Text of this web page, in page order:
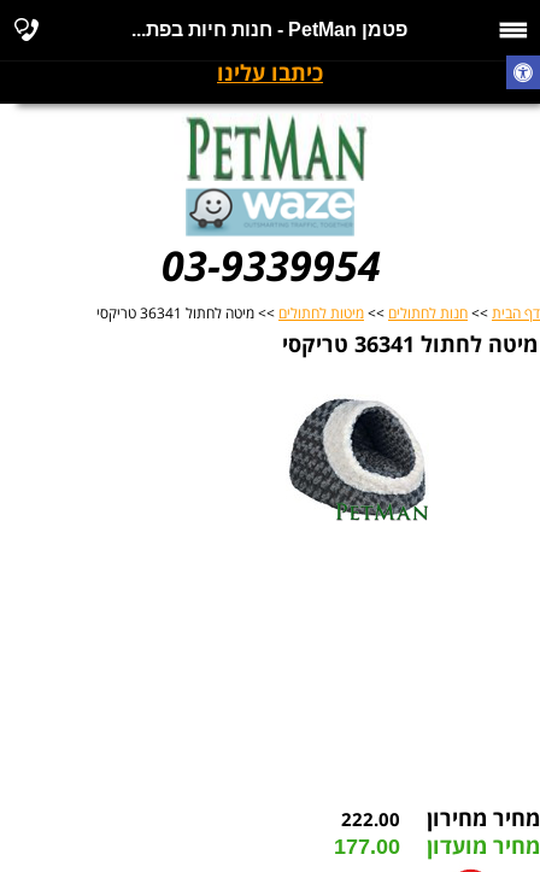
פטמן PetMan - חנות חיות בפת...
כיתבו עלינו
03-9339954
דף הבית >> חנות לחתולים >> מיטות לחתולים >> מיטה לחתול 36341 טריקסי
מיטה לחתול 36341 טריקסי
מחיר מחירון 222.00
מחיר מועדון 177.00